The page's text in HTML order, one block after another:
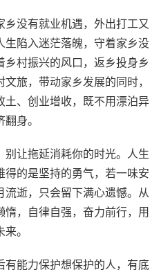
乡没有就业机遇，外出打工又
生陷入迷茫落魄，守着家乡没
村振兴的风口，返乡投身乡
旅，带动家乡发展的同时，
土、创业增收，既不用漂泊异
身。
别让拖延消耗你的时光。人生
的是坚持的勇气，若一味安
逝，只会留下满心遗憾。从
，自律自强，奋力前行，用
。
有能力保护想保护的人，有底